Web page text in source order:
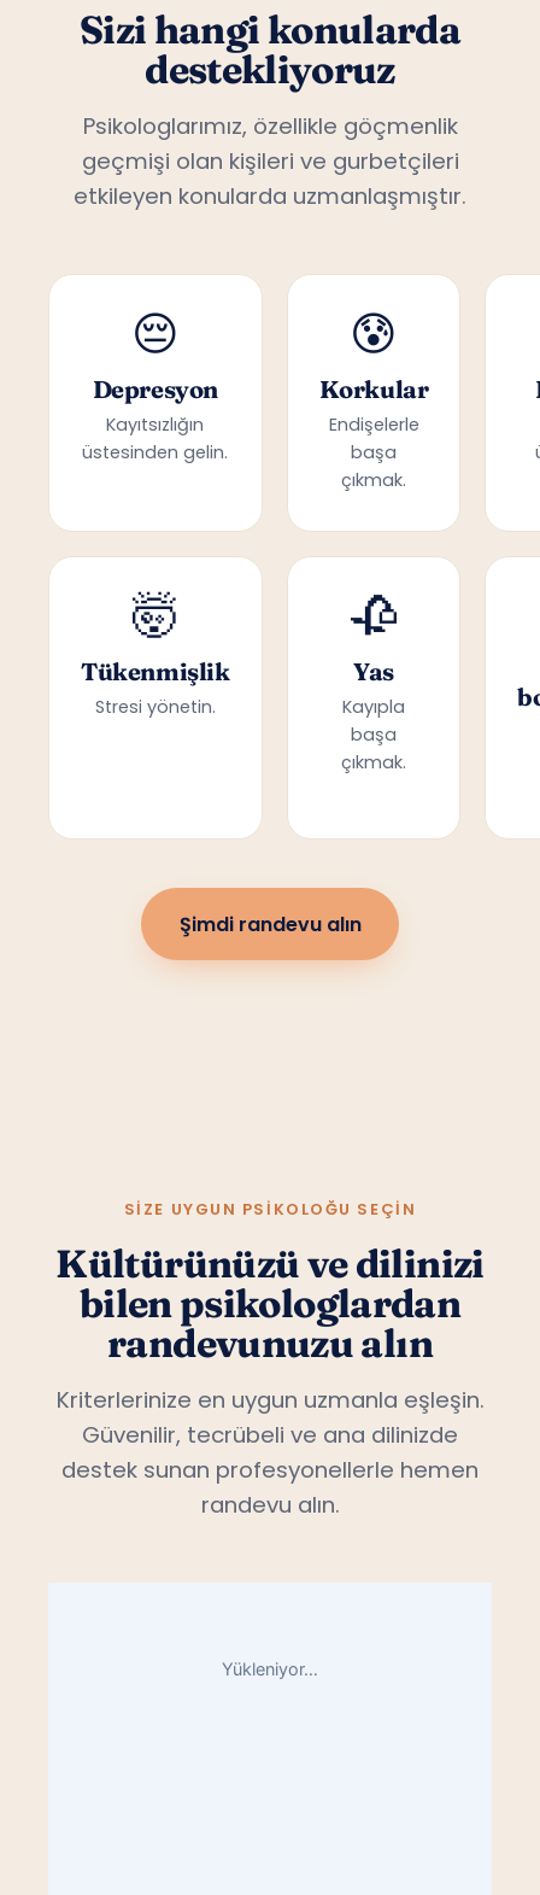
Sizi hangi konularda
destekliyoruz
Psikologlarımız, özellikle göçmenlik
geçmişi olan kişileri ve gurbetçileri
etkileyen konularda uzmanlaşmıştır.
😔
Depresyon
Kayıtsızlığın
üstesinden gelin.
😰
Korkular
Endişelerle
başa
çıkmak.
🤯
Tükenmişlik
Stresi yönetin.
🥀
Yas
Kayıpla
başa
çıkmak.
Şimdi randevu alın
SIZE UYGUN PSIKOLOĞU SEÇIN
Kültürünüzü ve dilinizi
bilen psikologlardan
randevunuzu alın
Kriterlerinize en uygun uzmanla eşleşin.
Güvenilir, tecrübeli ve ana dilinizde
destek sunan profesyonellerle hemen
randevu alın.